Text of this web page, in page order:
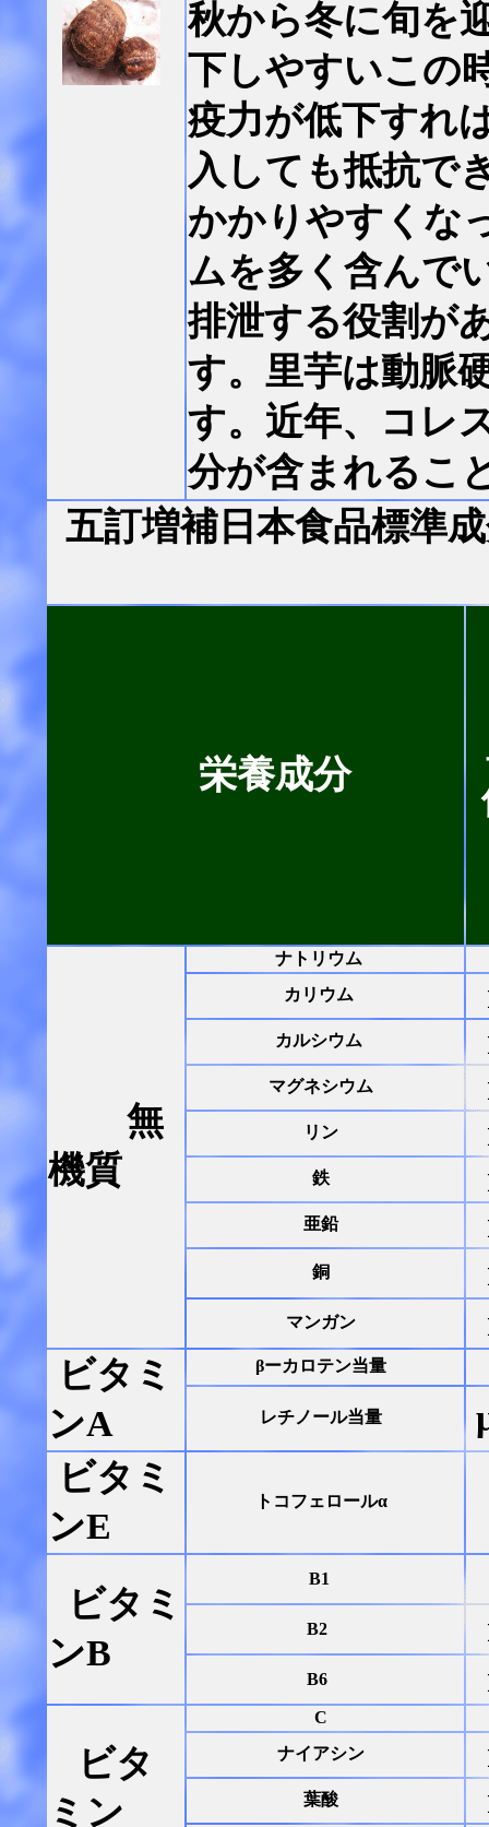
秋から冬に旬を
下しやすいこの
疫力が低下すれ
入しても抵抗で
かかりやすくな
ムを多く含んで
排泄する役割が
す。里芋は動脈
す。近年、コレ
分が含まれるこ
五訂増補日本食品標準
栄養成分
無
機質
ナトリウム
カリウム
カルシウム
マグネシウム
リン
鉄
亜鉛
銅
マンガン
ビタミ
ンA
βーカロテン当量
レチノール当量
ビタミ
ンE
トコフェロールα
ビタミ
ンB
B1
B2
B6
ビタ
ミン
C
ナイアシン
葉酸